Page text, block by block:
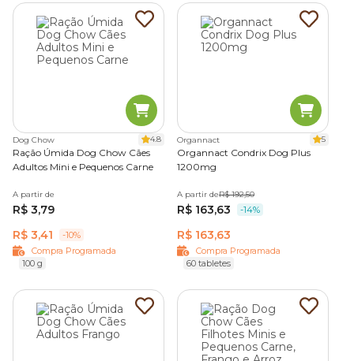
Dog Chow 4.8
Ração Úmida Dog Chow Cães
Adultos Mini e Pequenos Carne
A partir de
R$ 3,79
R$ 3,41
-10%
Compra Programada
100 g
Organnact 5
Organnact Condrix Dog Plus
1200mg
A partir deR$ 192,50
R$ 163,63 -14%
R$ 163,63
Compra Programada
60 tabletes